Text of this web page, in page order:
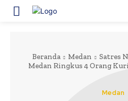
Beranda Medan
Satres
Medan Ringkus 4 Orang
Medan